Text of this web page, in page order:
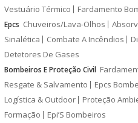
Vestuário Térmico
Fardamento
Epcs Chuveiros/Lava-Olhos
Sinalética
Combate A Incêndios
Detetores De Gases
Bombeiros E Proteção Civil
Resgate & Salvamento
Epcs
Logística & Outdoor
Proteção
Formação
Epi’S Bombeiros